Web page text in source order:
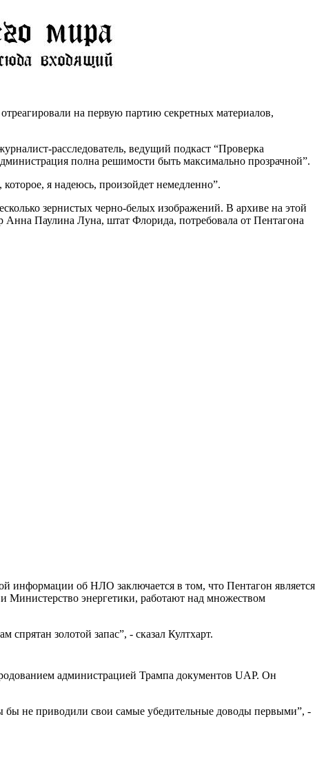
на первую партию секретных материалов,
расследователь, ведущий подкаст “Проверка
полна решимости быть максимально прозрачной”.
я надеюсь, произойдет немедленно”.
зернистых черно-белых изображений. В архиве на этой
Паулина Луна, штат Флорида, потребовала от Пентагона
информации об НЛО заключается в том, что Пентагон является
Министерство энергетики, работают над множеством
золотой запас”, - сказал Култхарт.
администрацией Трампа документов UAP. Он
бы не приводили свои самые убедительные доводы первыми”, -